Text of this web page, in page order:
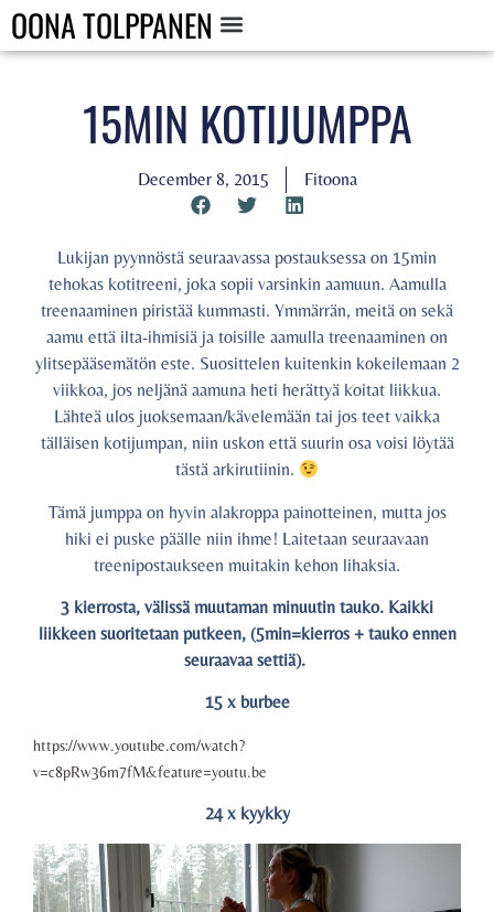
OONA TOLPPANEN
15MIN KOTIJUMPPA
December 8, 2015 Fitoona
Lukijan pyynnöstä seuraavassa postauksessa on 15min
tehokas kotitreeni, joka sopii varsinkin aamuun. Aamulla
treenaaminen piristää kummasti. Ymmärrän, meitä on sekä
aamu että ilta-ihmisiä ja toisille aamulla treenaaminen on
ylitsepääsemätön este. Suosittelen kuitenkin kokeilemaan 2
viikkoa, jos neljänä aamuna heti herättyä koitat liikkua.
Lähteä ulos juoksemaan/kävelemään tai jos teet vaikka
tälläisen kotijumpan, niin uskon että suurin osa voisi löytää
tästä arkirutiinin.
Tämä jumppa on hyvin alakroppa painotteinen, mutta jos
hiki ei puske päälle niin ihme! Laitetaan seuraavaan
treenipostaukseen muitakin kehon lihaksia.
3 kierrosta, välissä muutaman minuutin tauko. Kaikki
liikkeen suoritetaan putkeen, (5min=kierros + tauko ennen
seuraavaa settiä).
15 x burbee
https://www.youtube.com/watch?
v=c8pRw36m7fM&feature=youtu.be
24 x kyykky